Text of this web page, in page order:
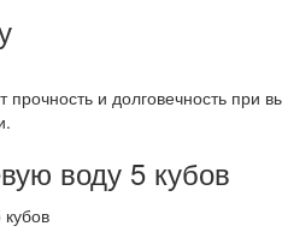
прочность и долговечность
воду 5 кубов